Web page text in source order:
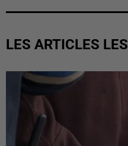
LES ARTICLES